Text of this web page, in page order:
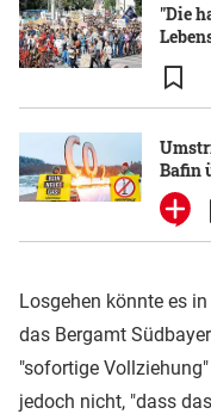
"Die
Bafin
Losgehen könnte es
das Bergamt
"sofortige
jedoch nicht, "dass